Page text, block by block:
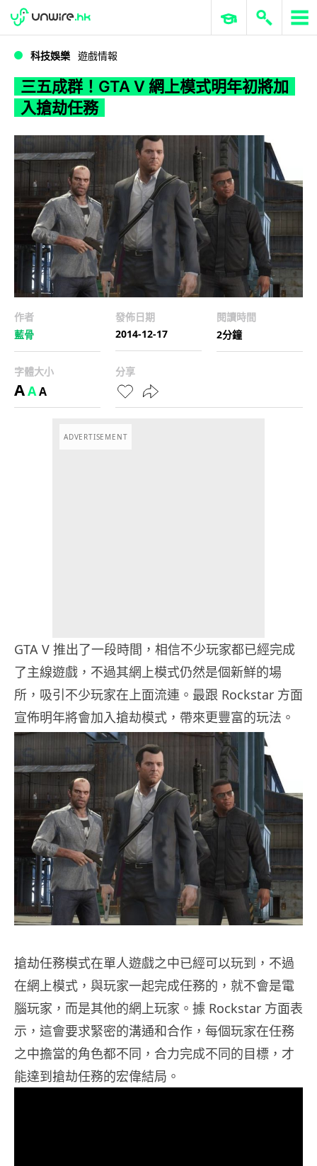
WWDC 2026 ERP 與商業 AI
科技娛樂 遊戲情報
三五成群！GTA V 網上模式明年初將加
入搶劫任務
作者
藍骨
發佈日期
2014-12-17
閱讀時間
2分鐘
字體大小
AAA
分享
ADVERTISEMENT
GTA V 推出了一段時間，相信不少玩家都已經完成
了主線遊戲，不過其網上模式仍然是個新鮮的場
所，吸引不少玩家在上面流連。最跟 Rockstar 方面
宣佈明年將會加入搶劫模式，帶來更豐富的玩法。
搶劫任務模式在單人遊戲之中已經可以玩到，不過
在網上模式，與玩家一起完成任務的，就不會是電
腦玩家，而是其他的網上玩家。據 Rockstar 方面表
示，這會要求緊密的溝通和合作，每個玩家在任務
之中擔當的角色都不同，合力完成不同的目標，才
能達到搶劫任務的宏偉結局。